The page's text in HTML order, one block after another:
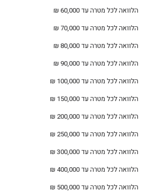
הלוואה לכל מטרה עד 60,000 ₪
הלוואה לכל מטרה עד 70,000 ₪
הלוואה לכל מטרה עד 80,000 ₪
הלוואה לכל מטרה עד 90,000 ₪
הלוואה לכל מטרה עד 100,000 ₪
הלוואה לכל מטרה עד 150,000 ₪
הלוואה לכל מטרה עד 200,000 ₪
הלוואה לכל מטרה עד 250,000 ₪
הלוואה לכל מטרה עד 300,000 ₪
הלוואה לכל מטרה עד 400,000 ₪
הלוואה לכל מטרה עד 500,000 ₪